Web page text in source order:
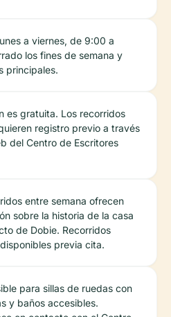
a viernes, de 9:00 a
los fines de semana y
principales.
es gratuita. Los recorridos
registro previo a través
del Centro de Escritores
entre semana ofrecen
sobre la historia de la casa
de Dobie. Recorridos
previa cita.
para sillas de ruedas con
y baños accesibles.